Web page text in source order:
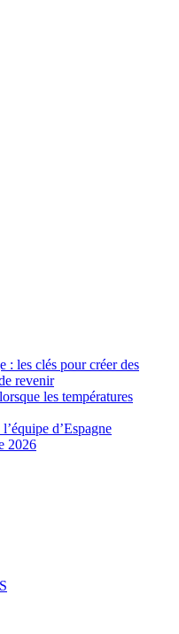
: les clés pour créer des
revenir
les températures
d’Espagne
2026